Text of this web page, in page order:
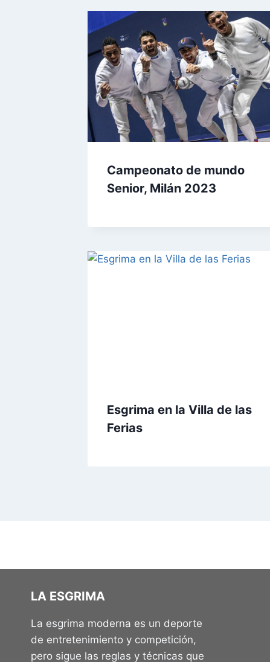
Campeonato de mundo
Senior, Milán 2023
Esgrima en la Villa de las
Ferias
LA ESGRIMA
La esgrima moderna es un deporte
de entretenimiento y competición,
pero sigue las reglas y técnicas que